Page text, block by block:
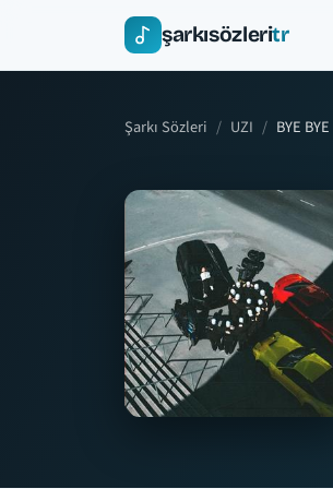
şarkısözleritr
Şarkı Sözleri UZI BYE BYE